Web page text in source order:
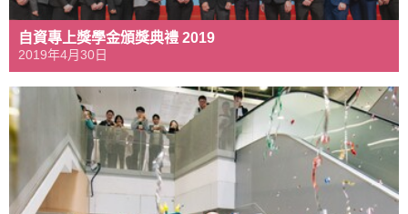
自資專上獎學金頒獎典禮 2019
2019年4月30日